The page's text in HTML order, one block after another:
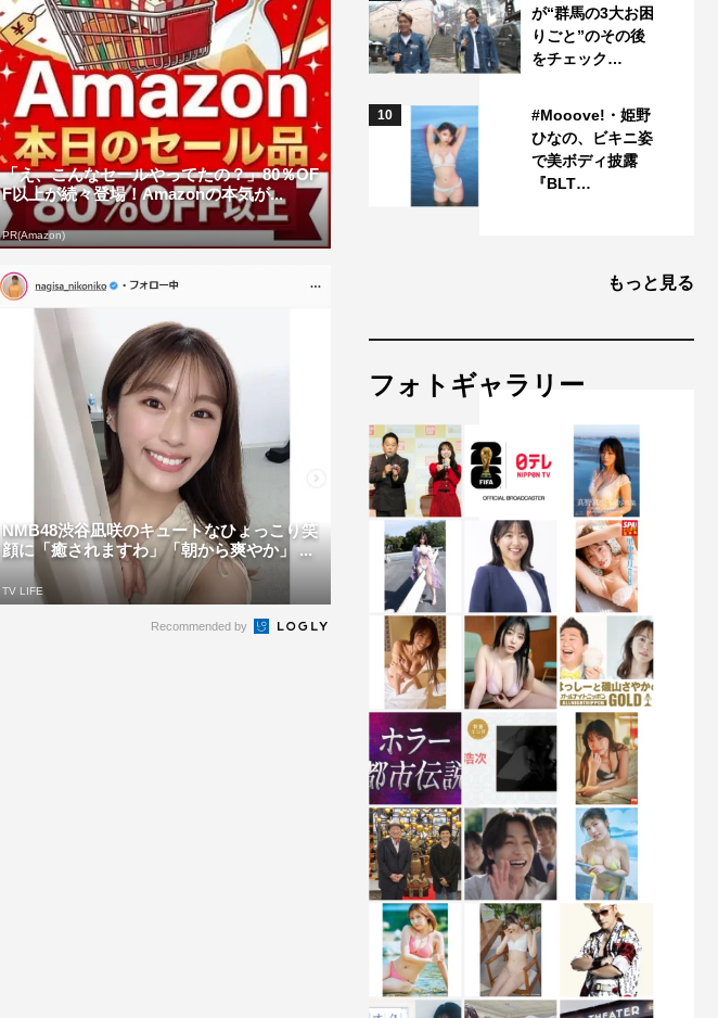
「え、こんなセールやってたの？」80％OF
F以上が続々登場！Amazonの本気が...
PR(Amazon)
NMB48渋谷凪咲のキュートなひょっこり笑
顔に「癒されますわ」「朝から爽やか」 ...
TV LIFE
Recommended by
が“群馬の3大お困
りごと”のその後
をチェック…
10
#Mooove!・姫野
ひなの、ビキニ姿
で美ボディ披露
『BLT…
もっと見る
フォトギャラリー